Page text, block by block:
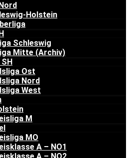
Holstein
Schleswig
Mitte (Archiv)
Ost
Nord
West
M
MO
A – NO1